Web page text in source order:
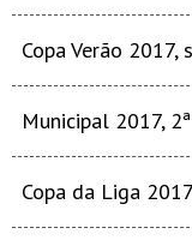
Copa Verão 2017,
Municipal 2017,
Copa da Liga 2017